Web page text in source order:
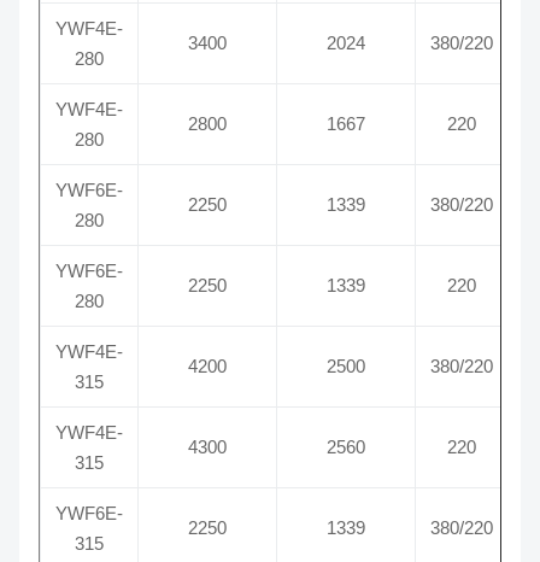
YWF4E-
280
3400 2024 380/220
YWF4E-
280
2800 1667 220
YWF6E-
280
2250 1339 380/220
YWF6E-
280
2250 1339 220
YWF4E-
315
4200 2500 380/220
YWF4E-
315
4300 2560 220
YWF6E-
315
2250 1339 380/220